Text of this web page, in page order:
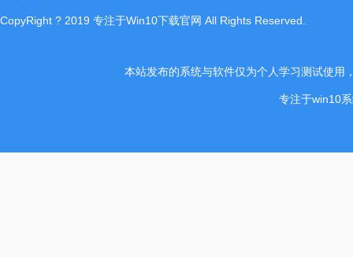
CopyRight ? 2019 专注于Win10下载官网 All Rights Reserved.
本站发布的系统与软件仅为个人学习测试使用
专注于win10